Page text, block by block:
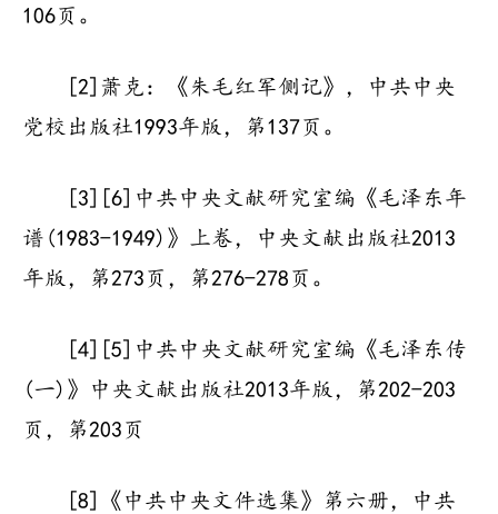
106页。
[2]萧克：《朱毛红军侧记》，中共中央
党校出版社1993年版，第137页。
[3][6]中共中央文献研究室编《毛泽东年
谱(1983-1949)》上卷，中央文献出版社2013
年版，第273页，第276-278页。
[4][5]中共中央文献研究室编《毛泽东传
(一)》中央文献出版社2013年版，第202-203
页，第203页
[8]《中共中央文件选集》第六册，中共